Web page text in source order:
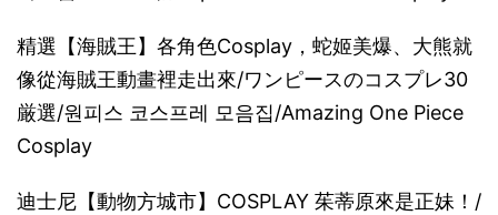
精選【海賊王】各角色Cosplay，蛇姬美爆、大熊就
像從海賊王動畫裡走出來/ワンピースのコスプレ30
厳選/원피스 코스프레 모음집/Amazing One Piece
Cosplay
迪士尼【動物方城市】COSPLAY 茱蒂原來是正妹！/